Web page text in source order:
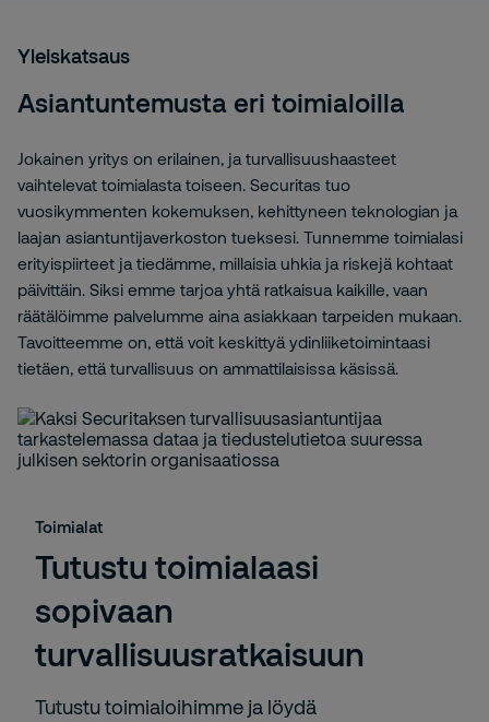
Yleiskatsaus
Asiantuntemusta eri toimialoilla
Jokainen yritys on erilainen, ja turvallisuushaasteet
vaihtelevat toimialasta toiseen. Securitas tuo
vuosikymmenten kokemuksen, kehittyneen teknologian ja
laajan asiantuntijaverkoston tueksesi. Tunnemme toimialasi
erityispiirteet ja tiedämme, millaisia uhkia ja riskejä kohtaat
päivittäin. Siksi emme tarjoa yhtä ratkaisua kaikille, vaan
räätälöimme palvelumme aina asiakkaan tarpeiden mukaan.
Tavoitteemme on, että voit keskittyä ydinliiketoimintaasi
tietäen, että turvallisuus on ammattilaisissa käsissä.
Toimialat
Tutustu toimialaasi
sopivaan
turvallisuusratkaisuun
Tutustu toimialoihimme ja löydä